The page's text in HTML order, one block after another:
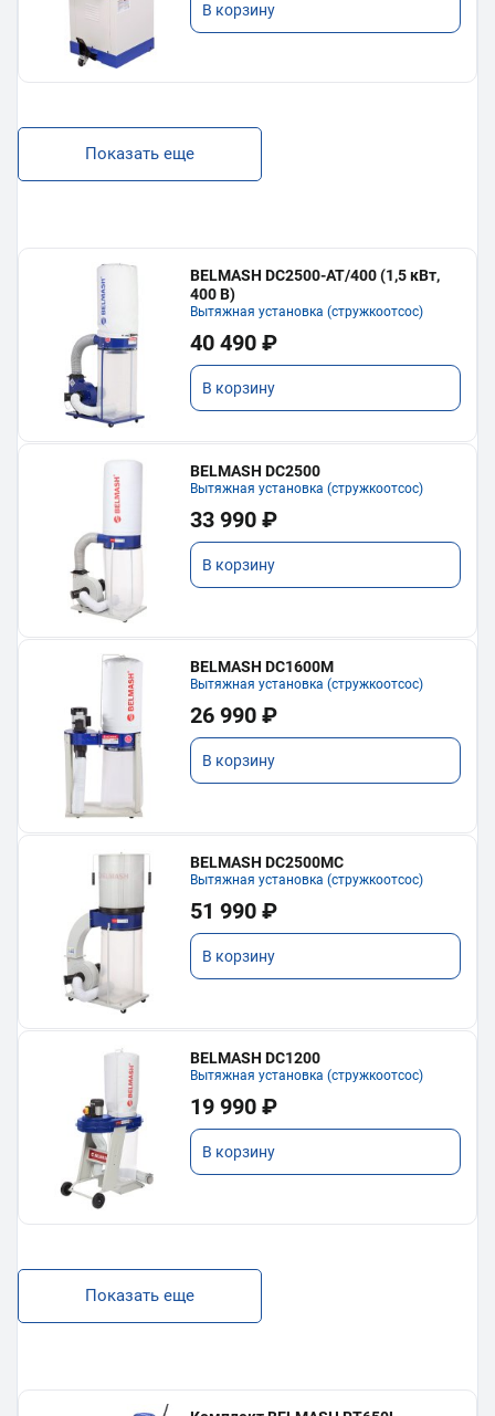
В корзину
Показать еще
BELMASH DC2500-AT/400 (1,5 кВт,
400 В)
Вытяжная установка (стружкоотсос)
40 490 ₽
В корзину
BELMASH DC2500
Вытяжная установка (стружкоотсос)
33 990 ₽
В корзину
BELMASH DC1600M
Вытяжная установка (стружкоотсос)
26 990 ₽
В корзину
BELMASH DC2500MC
Вытяжная установка (стружкоотсос)
51 990 ₽
В корзину
BELMASH DC1200
Вытяжная установка (стружкоотсос)
19 990 ₽
В корзину
Показать еще